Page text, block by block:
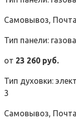
Самовывоз,
Тип панели:
от 23 260 руб.
Тип духовки:
3
Самовывоз,